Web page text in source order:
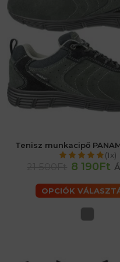
40
Tenisz munkacipő
(1x)
8 190Ft
OPCIÓK